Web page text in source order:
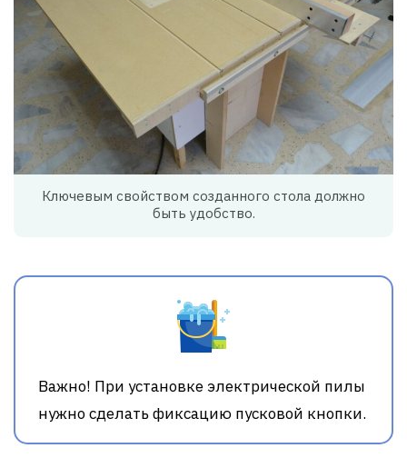
Ключевым свойством созданного стола должно
быть удобство.
Важно! При установке электрической пилы
нужно сделать фиксацию пусковой кнопки.